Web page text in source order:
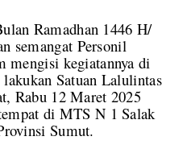
Ramadhan 1446 H/
semangat Personil
mengisi kegiatannya di
Satuan Lalulintas
Rabu 12 Maret 2025
di MTS N 1 Salak
Sumut.